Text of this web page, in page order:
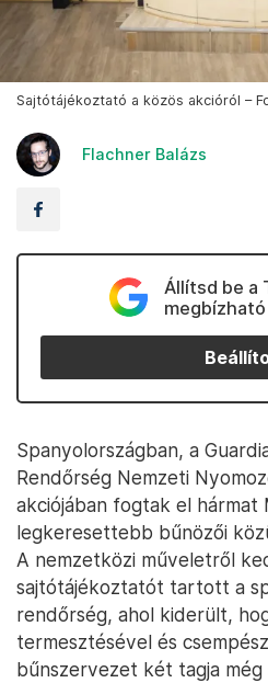
Sajtótájékoztató a közös akcióról –
Flachner Balázs
Állítsd be a
Spanyolországban, a
Rendőrség Nemzeti
akciójában fogtak el hármat
legkeresettebb bűnözői
A nemzetközi műveletről
sajtótájékoztatót tartott a
rendőrség, ahol kiderült,
termesztésével és
bűnszervezet két tagja még